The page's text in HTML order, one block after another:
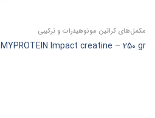
مکمل‌های کراتین مونوهیدرات و ترکیبی
MYPROTEIN Impact creatine – 250 gr | ایمپکت کراتین مای پروتئین